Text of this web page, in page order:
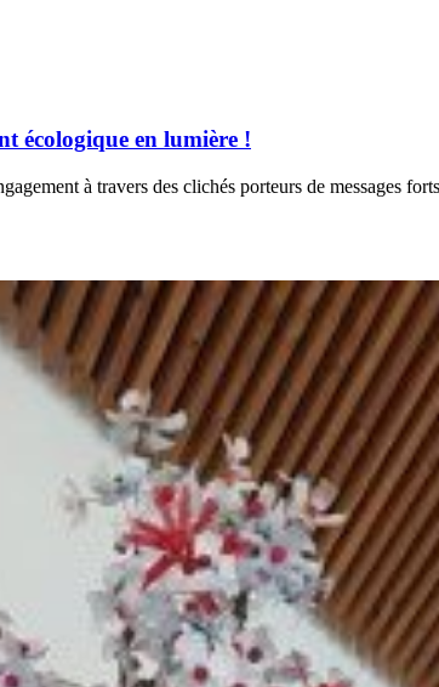
écologique en lumière !
à travers des clichés porteurs de messages